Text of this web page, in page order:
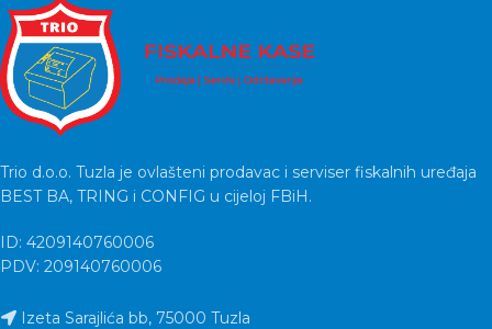
Trio d.o.o. Tuzla je ovlašteni prodavac i serviser fiskalnih uređaja
BEST BA, TRING i CONFIG u cijeloj FBiH.
ID: 4209140760006
PDV: 209140760006
Izeta Sarajlića bb, 75000 Tuzla